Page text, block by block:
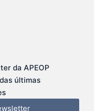
da APEOP
últimas